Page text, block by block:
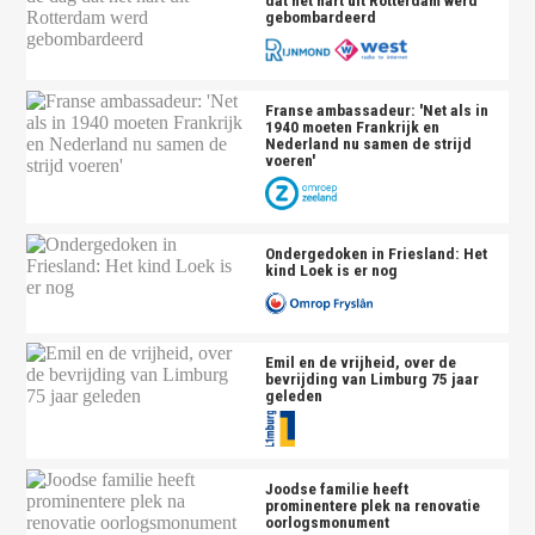
gebombardeerd
Franse ambassadeur: 'Net als in
1940 moeten Frankrijk en
Nederland nu samen de strijd
voeren'
Ondergedoken in Friesland: Het
kind Loek is er nog
Emil en de vrijheid, over de
bevrijding van Limburg 75 jaar
geleden
Joodse familie heeft
prominentere plek na renovatie
oorlogsmonument